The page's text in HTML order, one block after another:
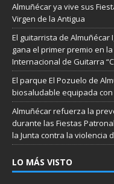
Almuñécar ya vive sus
Virgen de la Antigua
El guitarrista de Almuñécar
gana el primer premio en
Internacional de Guitarra
El parque El Pozuelo de
biosaludable equipada
Almuñécar refuerza la
durante las Fiestas
la Junta contra la violencia
LO MÁS VISTO